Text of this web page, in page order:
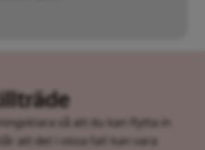
så att du kan flytta in
att det i vissa fall kan vara